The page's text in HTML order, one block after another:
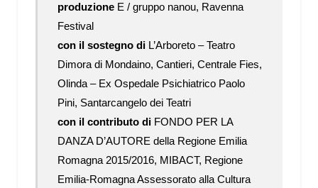
produzioneE / gruppo nanou, Ravenna
Festival
con il sostegno diL’Arboreto – Teatro
Dimora di Mondaino, Cantieri, Centrale Fies,
Olinda – Ex Ospedale Psichiatrico Paolo
Pini, Santarcangelo dei Teatri
con il contributo diFONDO PER LA
DANZA D’AUTORE della Regione Emilia
Romagna 2015/2016, MIBACT, Regione
Emilia-Romagna Assessorato alla Cultura